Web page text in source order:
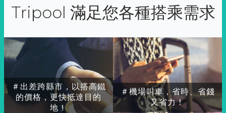
Tripool 滿足您各種搭乘需求
＃出差跨縣市，以搭高鐵
的價格，更快抵達目的
地！
＃機場叫車，省時、省錢
又省力！